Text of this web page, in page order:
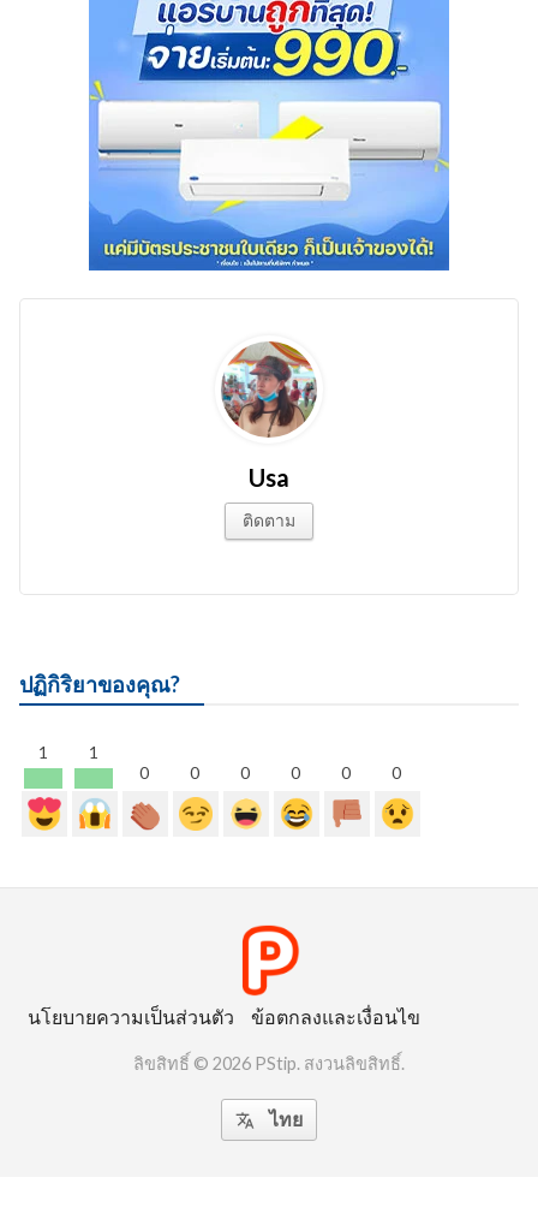
Usa
ติดตาม
ปฏิกิริยาของคุณ?
1
1
0
0 0 0 0 0
นโยบายความเป็นส่วนตัว ข้อตกลงและเงื่อนไข
ลิขสิทธิ์ © 2026 PStip. สงวนลิขสิทธิ์.
 ไทย